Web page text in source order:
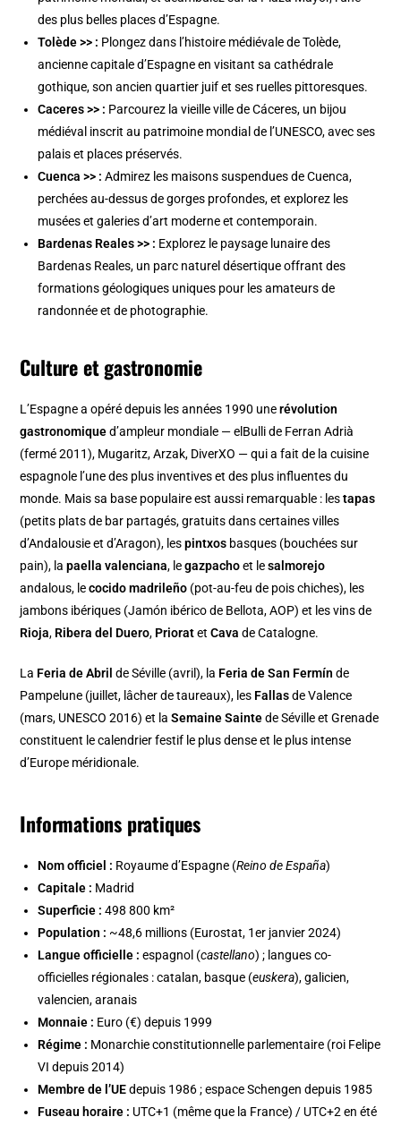
des plus belles places d’Espagne.
Tolède >> : Plongez dans l’histoire médiévale de Tolède,
ancienne capitale d’Espagne en visitant sa cathédrale
gothique, son ancien quartier juif et ses ruelles pittoresques.
Caceres >> : Parcourez la vieille ville de Cáceres, un bijou
médiéval inscrit au patrimoine mondial de l’UNESCO, avec ses
palais et places préservés.
Cuenca >> : Admirez les maisons suspendues de Cuenca,
perchées au-dessus de gorges profondes, et explorez les
musées et galeries d’art moderne et contemporain.
Bardenas Reales >> : Explorez le paysage lunaire des
Bardenas Reales, un parc naturel désertique offrant des
formations géologiques uniques pour les amateurs de
randonnée et de photographie.
Culture et gastronomie
L’Espagne a opéré depuis les années 1990 unerévolution
gastronomiqued’ampleur mondiale — elBulli de Ferran Adrià
(fermé 2011), Mugaritz, Arzak, DiverXO — qui a fait de la cuisine
espagnole l’une des plus inventives et des plus influentes du
monde. Mais sa base populaire est aussi remarquable : lestapas
(petits plats de bar partagés, gratuits dans certaines villes
d’Andalousie et d’Aragon), lespintxos basques (bouchées sur
pain), lapaella valenciana, legazpachoet lesalmorejo
andalous, lecocido madrileño (pot-au-feu de pois chiches), les
jambons ibériques (Jamón ibérico de Bellota, AOP) et les vins de
Rioja, Ribera del Duero, PrioratetCava de Catalogne.
La Feria de Abril de Séville (avril), la Feria de San Fermín de
Pampelune (juillet, lâcher de taureaux), les Fallasde Valence
(mars, UNESCO 2016) et laSemaine Saintede Séville et Grenade
constituent le calendrier festif le plus dense et le plus intense
d’Europe méridionale.
Informations pratiques
Nom officiel : Royaume d’Espagne (Reino de España)
Capitale : Madrid
Superficie : 498 800 km²
Population : ~48,6 millions (Eurostat, 1er janvier 2024)
Langue officielle : espagnol (castellano) ; langues co-
officielles régionales : catalan, basque (euskera), galicien,
valencien, aranais
Monnaie : Euro (€) depuis 1999
Régime : Monarchie constitutionnelle parlementaire (roi Felipe
VI depuis 2014)
Membre de l’UEdepuis 1986 ; espace Schengen depuis 1985
Fuseau horaire : UTC+1 (même que la France) / UTC+2 en été